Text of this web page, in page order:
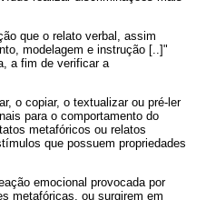
que o relato verbal, assim
modelagem e instrução [..]"
a fim de verificar a
o copiar, o textualizar ou pré-ler
para o comportamento do
metafóricos ou relatos
que possuem propriedades
emocional provocada por
metafóricas, ou surgirem em